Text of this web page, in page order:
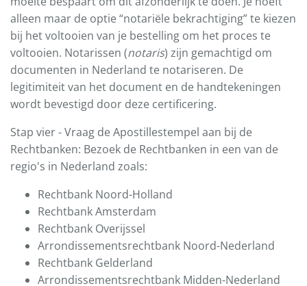
alleen maar de optie “notariële bekrachtiging” te kiezen
bij het voltooien van je bestelling om het proces te
voltooien. Notarissen (notaris) zijn gemachtigd om
documenten in Nederland te notariseren. De
legitimiteit van het document en de handtekeningen
wordt bevestigd door deze certificering.
Stap vier - Vraag de Apostillestempel aan bij de
Rechtbanken: Bezoek de Rechtbanken in een van de
regio's in Nederland zoals:
Rechtbank Noord-Holland
Rechtbank Amsterdam
Rechtbank Overijssel
Arrondissementsrechtbank Noord-Nederland
Rechtbank Gelderland
Arrondissementsrechtbank Midden-Nederland